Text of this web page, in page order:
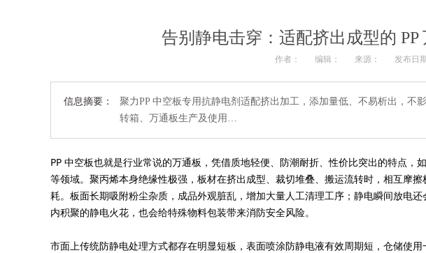
告别静电击穿：适配挤出成型的
作者： 编辑： 来源： 发布日
信息摘要：
聚力PP 中空板专用抗静电剂适配挤出加工，添加量低、不易析出，不
转箱、万通板生产及使用…
PP 中空板也就是行业常说的万通板，凭借质地轻便、防潮耐折、性价比突出的特点
等领域。聚丙烯本身绝缘性极强，板材在挤出成型、裁切堆叠、搬运流转时，相互摩
耗。板面长期吸附粉尘杂质，成品外观脏乱，增加大量人工清理工序；静电瞬间放电
内积聚的静电火花，也会给特殊物料包装带来消防安全风险。
市面上传统防静电处理方式都存在明显短板，表面喷涂防静电液有效周期短，仓储使